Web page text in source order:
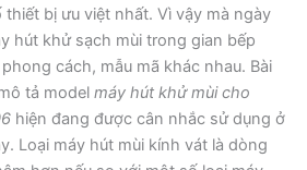
bị ưu việt nhất. Vì vậy mà ngày
hút khử sạch mùi trong gian bếp
cách, mẫu mã khác nhau. Bài
tả model máy hút khử mùi cho
hiện đang được cân nhắc sử dụng ở
Loại máy hút mùi kính vát là dòng